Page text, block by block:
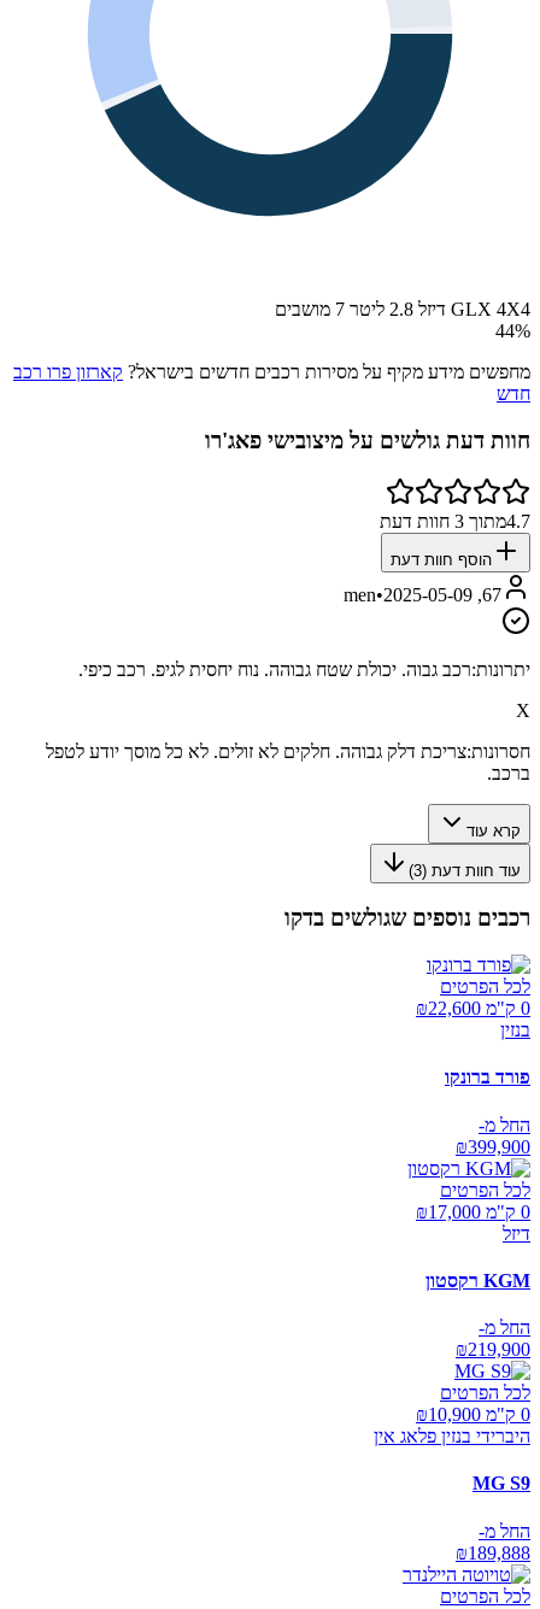
GLX 4X4 דיזל 2.8 ליטר 7 מושבים
44%
מחפשים מידע מקיף על מסירות רכבים חדשים בישראל? קארזון פרו רכב
חדש
חוות דעת גולשים על מיצובישי פאג'רו
4.7מתוך 3 חוות דעת
הוסף חוות דעת
67, men
•2025-05-09
יתרונות:רכב גבוה. יכולת שטח גבוהה. נוח יחסית לגיפ. רכב כיפי.
X
חסרונות:צריכת דלק גבוהה. חלקים לא זולים. לא כל מוסך יודע לטפל
ברכב.
קרא עוד
עוד חוות דעת (3
)
רכבים נוספים שגולשים בדקו
לכל הפרטים
0 ק"מ ₪
22,600
בנזין
פורד ברונקו
החל מ-
₪399,900
לכל הפרטים
0 ק"מ ₪
17,000
דיזל
KGM רקסטון
החל מ-
₪219,900
לכל הפרטים
0 ק"מ ₪
10,900
היברידי בנזין פלאג אין
MG S9
החל מ-
₪189,888
לכל הפרטים